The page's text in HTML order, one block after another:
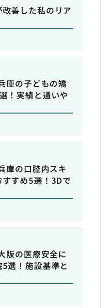
善した私のリア
庫の子どもの矯
！実績と通いや
庫の口腔内スキ
すめ5選！3Dで
阪の医療安全に
選！施設基準と